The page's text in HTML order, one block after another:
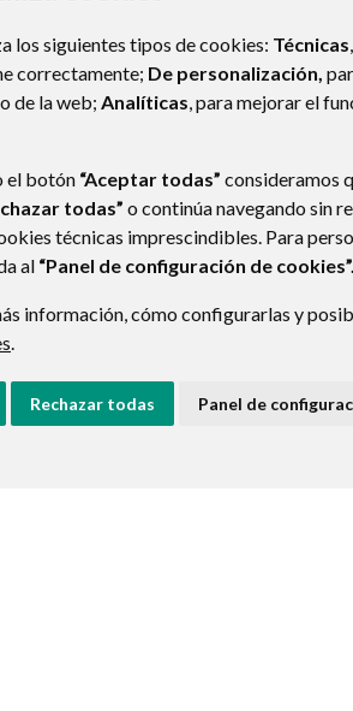
los siguientes tipos de cookies: Técnicas
correctamente; De personalización,
de la web; Analíticas, para mejorar el
el botón “Aceptar todas” consideramos
todas” o continúa navegando sin
técnicas imprescindibles. Para
al “Panel de configuración de cookies”.
información, cómo configurarlas y
.
Rechazar todas Panel de